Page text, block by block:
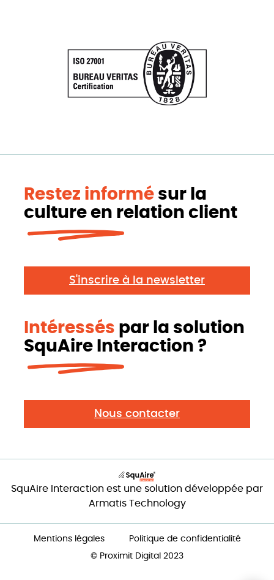
Restez informé sur la
culture en relation client
S'inscrire à la newsletter
Intéressés par la solution
SquAire Interaction ?
Nous contacter
SquAire Interaction est une solution développée par
Armatis Technology
Mentions légales
Politique de confidentialité
© Proximit Digital 2023